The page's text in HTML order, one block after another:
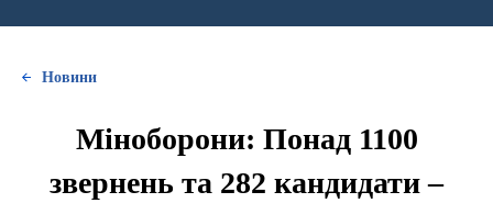
Новини
Міноборони: Понад 1100
звернень та 282 кандидати –